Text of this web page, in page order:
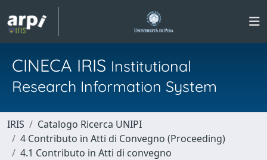
CINECA IRIS Institutional
Research Information System
IRIS
Catalogo Ricerca UNIPI
4 Contributo in Atti di Convegno (Proceeding)
4.1 Contributo in Atti di convegno